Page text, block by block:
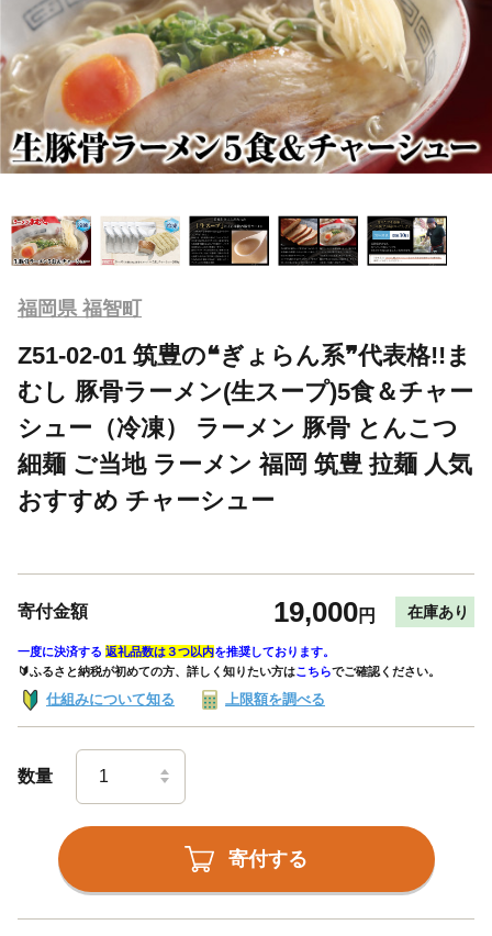
福岡県 福智町
Z51-02-01 筑豊の❝ぎょらん系❞代表格!!ま
むし 豚骨ラーメン(生スープ)5食＆チャー
シュー（冷凍） ラーメン 豚骨 とんこつ
細麺 ご当地 ラーメン 福岡 筑豊 拉麺 人気
おすすめ チャーシュー
寄付金額 19,000円 在庫あり
一度に決済する 返礼品数は３つ以内を推奨しております。
🔰ふるさと納税が初めての方、詳しく知りたい方はこちらでご確認ください。
仕組みについて知る 上限額を調べる
数量
寄付する